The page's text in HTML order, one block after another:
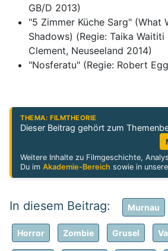
GB/D 2013)
"5 Zimmer Küche Sarg" (What
Shadows) (Regie: Taika
Clement, Neuseeland 2014)
"Nosferatu" (Regie: Robert
THEMA: FILMTHEORIE
Dieser Beitrag gehört zum
Weitere Inhalte zu Filmgeschichte,
Du imAkademie-Bereich sowie in
Murnau
Horror Zombie Grusel